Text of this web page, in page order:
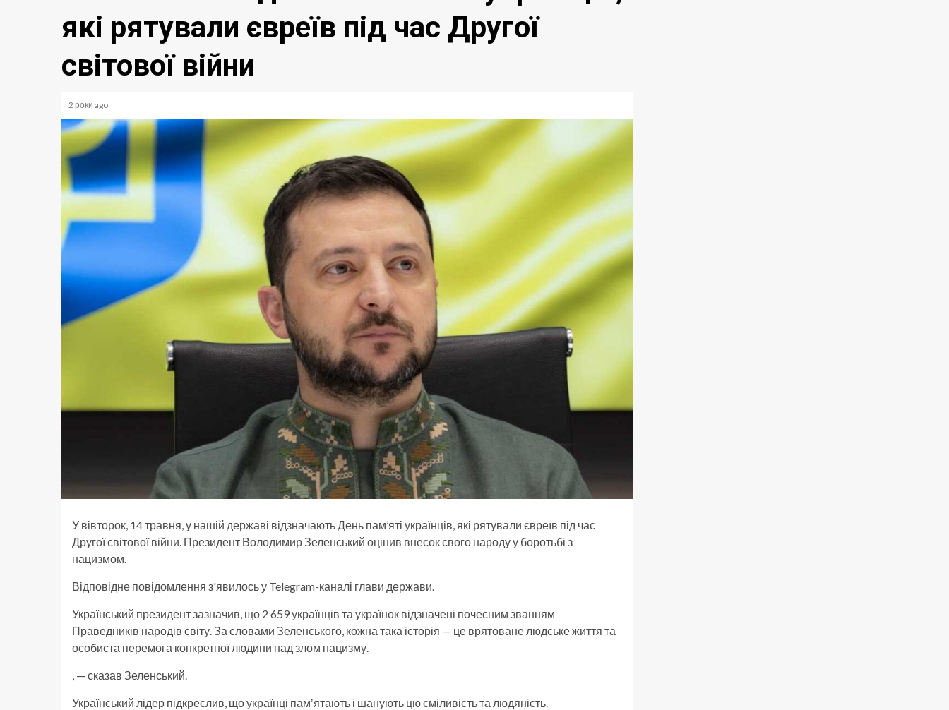
які рятували євреїв під час Другої
світової війни
2 роки ago
У вівторок, 14 травня, у нашій державі відзначають День пам’яті українців, які рятували євреїв під час
Другої світової війни. Президент Володимир Зеленський оцінив внесок свого народу у боротьбі з
нацизмом.
Відповідне повідомлення з'явилось у Telegram-каналі глави держави.
Український президент зазначив, що 2 659 українців та українок відзначені почесним званням
Праведників народів світу. За словами Зеленського, кожна така історія — це врятоване людське життя та
особиста перемога конкретної людини над злом нацизму.
, — сказав Зеленський.
Український лідер підкреслив, що українці памʼятають і шанують цю сміливість та людяність.